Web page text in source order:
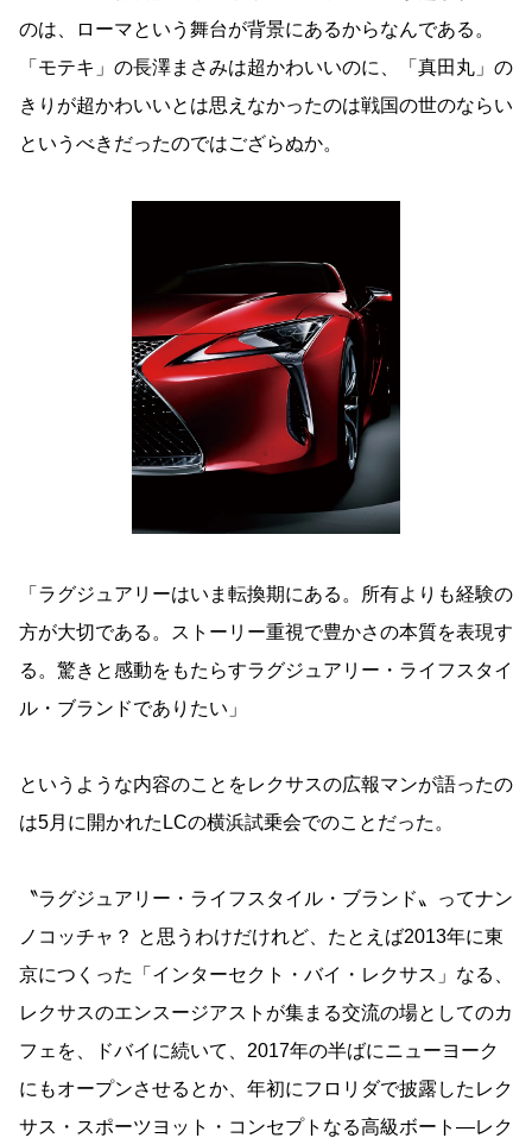
のは、ローマという舞台が背景にあるからなんである。
「モテキ」の長澤まさみは超かわいいのに、「真田丸」の
きりが超かわいいとは思えなかったのは戦国の世のならい
というべきだったのではござらぬか。
「ラグジュアリーはいま転換期にある。所有よりも経験の
方が大切である。ストーリー重視で豊かさの本質を表現す
る。驚きと感動をもたらすラグジュアリー・ライフスタイ
ル・ブランドでありたい」
というような内容のことをレクサスの広報マンが語ったの
は5月に開かれたLCの横浜試乗会でのことだった。
〝ラグジュアリー・ライフスタイル・ブランド〟ってナン
ノコッチャ？ と思うわけだけれど、たとえば2013年に東
京につくった「インターセクト・バイ・レクサス」なる、
レクサスのエンスージアストが集まる交流の場としてのカ
フェを、ドバイに続いて、2017年の半ばにニューヨーク
にもオープンさせるとか、年初にフロリダで披露したレク
サス・スポーツヨット・コンセプトなる高級ボート—レク